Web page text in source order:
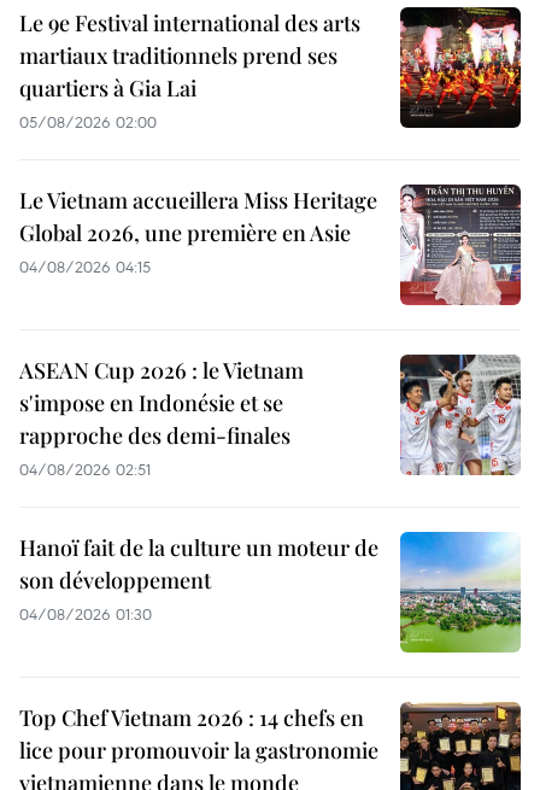
Le 9e Festival international des arts
martiaux traditionnels prend ses
quartiers à Gia Lai
05/08/2026 02:00
Le Vietnam accueillera Miss Heritage
Global 2026, une première en Asie
04/08/2026 04:15
ASEAN Cup 2026 : le Vietnam
s'impose en Indonésie et se
rapproche des demi-finales
04/08/2026 02:51
Hanoï fait de la culture un moteur de
son développement
04/08/2026 01:30
Top Chef Vietnam 2026 : 14 chefs en
lice pour promouvoir la gastronomie
vietnamienne dans le monde